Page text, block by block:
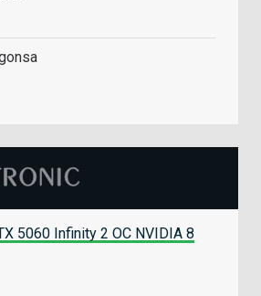
5060 Infinity 2 OC NVIDIA 8